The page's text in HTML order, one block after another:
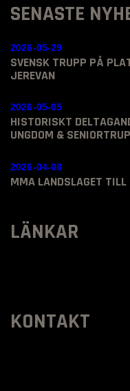
SENASTE
SVENSK TRUPP PÅ
JEREVAN
2026-05-29
HISTORISKT
UNGDOM &
2026-05-05
MMA LANDSLAGET
2026-04-08
LÄNKAR
KONTAKT